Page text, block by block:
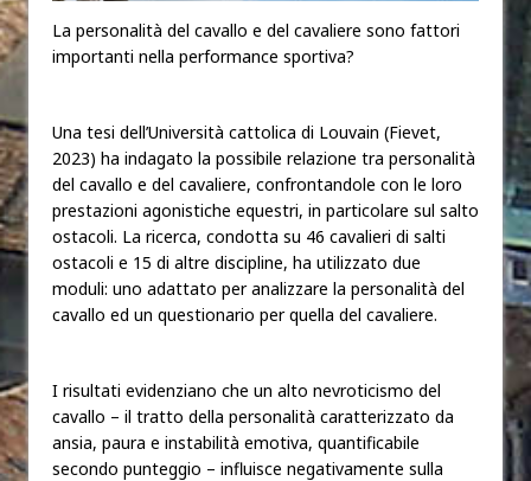
La personalità del cavallo e del cavaliere sono fattori
importanti nella performance sportiva?
Una tesi dell’Università cattolica di Louvain (Fievet,
2023) ha indagato la possibile relazione tra personalità
del cavallo e del cavaliere, confrontandole con le loro
prestazioni agonistiche equestri, in particolare sul salto
ostacoli. La ricerca, condotta su 46 cavalieri di salti
ostacoli e 15 di altre discipline, ha utilizzato due
moduli: uno adattato per analizzare la personalità del
cavallo ed un questionario per quella del cavaliere.
I risultati evidenziano che un alto nevroticismo del
cavallo – il tratto della personalità caratterizzato da
ansia, paura e instabilità emotiva, quantificabile
secondo punteggio – influisce negativamente sulla